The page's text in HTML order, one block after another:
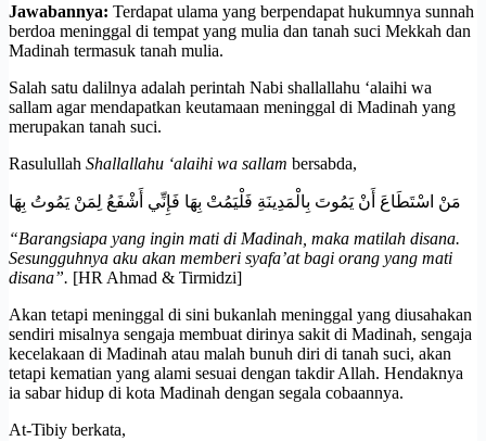
Jawabannya: Terdapat ulama yang berpendapat hukumnya sunnah
berdoa meninggal di tempat yang mulia dan tanah suci Mekkah dan
Madinah termasuk tanah mulia.
Salah satu dalilnya adalah perintah Nabi shallallahu ‘alaihi wa
sallam agar mendapatkan keutamaan meninggal di Madinah yang
merupakan tanah suci.
Rasulullah Shallallahu ‘alaihi wa sallam bersabda,
مَنْ اسْتَطَاعَ أَنْ يَمُوتَ بِالْمَدِينَةِ فَلْيَمُتْ بِهَا فَإِنِّي أَشْفَعُ لِمَنْ يَمُوتُ بِهَا
“Barangsiapa yang ingin mati di Madinah, maka matilah disana.
Sesungguhnya aku akan memberi syafa’at bagi orang yang mati
disana”. [HR Ahmad & Tirmidzi]
Akan tetapi meninggal di sini bukanlah meninggal yang diusahakan
sendiri misalnya sengaja membuat dirinya sakit di Madinah, sengaja
kecelakaan di Madinah atau malah bunuh diri di tanah suci, akan
tetapi kematian yang alami sesuai dengan takdir Allah. Hendaknya
ia sabar hidup di kota Madinah dengan segala cobaannya.
At-Tibiy berkata,